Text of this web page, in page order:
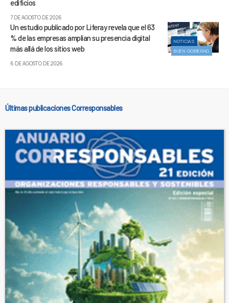
edificios
7 DE AGOSTO DE 2026
NOTICIAS
BUEN GOBIERNO
Un estudio publicado por Liferay revela que el 63
% de las empresas amplían su presencia digital
más allá de los sitios web
6 DE AGOSTO DE 2026
Últimas publicaciones Corresponsables